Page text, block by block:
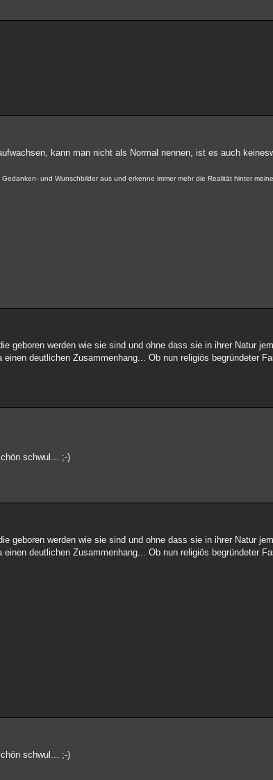
kann man nicht als Normal nennen, ist es auch
und Wunschbilder aus und erkenne immer mehr die Realität hinter
geboren werden wie sie sind und ohne dass sie in ihrer Natur
deutlichen Zusammenhang... Ob nun religiös begründeter
schwul... ;-)
geboren werden wie sie sind und ohne dass sie in ihrer Natur
deutlichen Zusammenhang... Ob nun religiös begründeter
schwul... ;-)